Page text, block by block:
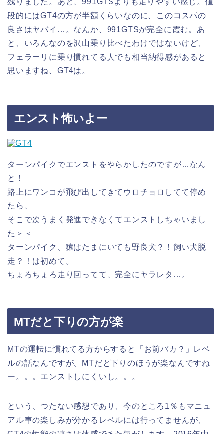
残りました。あと、991GTSよりも走りやすい感じ。値
段的にはGT4の方が半額くらいなのに、このコスパの
良さはヤバイ…。なんか、991GTSが完全に霞む。あ
と、いろんなのを沢山乗り比べたわけではないけど、
フェラーリに乗り慣れてる人でも相当納得感があると
思いますね、GT4は。
エンスト怖いよー
ターンパイクでエンストをやらかしたのですが…なん
と！
路上にワンコが飛び出してきてウロチョロしてて停め
たら、
そこで次うまく発進できなくてエンストしちゃいまし
た＞＜
ターンパイク、猿はたまにいても野良犬？！飼い犬脱
走？！は初めて。
ちょろちょろ走り回ってて、完全にヤラレタ…。
MTだと下りの方が楽
MTの運転に慣れてる方からすると「お前バカ？」レベ
ルの話なんですが、MTだと下りのほうが楽なんですね
ー。。。エンストしにくいし。。。
という、つたない感想であり、今のところ1％もマニュ
アル車の楽しみが分かるレベルには行ってませんが、